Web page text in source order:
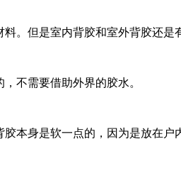
。但是室内背胶和室外背胶还是
不需要借助外界的胶水。
胶本身是软一点的，因为是放在户